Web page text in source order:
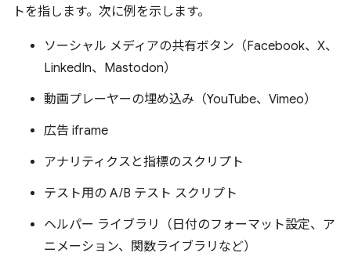
トを指します。次に例を示します。
ソーシャル メディアの共有ボタン（Facebook、X、
LinkedIn、Mastodon）
動画プレーヤーの埋め込み（YouTube、Vimeo）
広告 iframe
アナリティクスと指標のスクリプト
テスト用の A/B テスト スクリプト
ヘルパー ライブラリ（日付のフォーマット設定、ア
ニメーション、関数ライブラリなど）